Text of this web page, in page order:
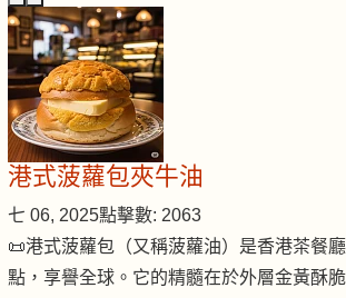
港式菠蘿包夾牛油
七 06, 2025點擊數: 2063
📜港式菠蘿包（又稱菠蘿油）是香港茶餐
點，享譽全球。它的精髓在於外層金黃酥